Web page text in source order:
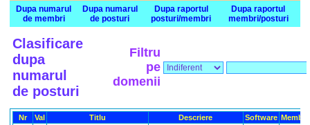
Dupa numarul
de membri
Dupa numarul
de posturi
Dupa raportul
posturi/membri
Dupa raportul
membri/posturi
Clasificare
dupa
numarul
de posturi
Filtru
pe
domenii
Nr Val Titlu Descriere Software Membri